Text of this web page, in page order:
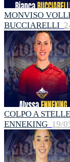
MONVISO
BUCCIARELLI
COLPO A
ENNEKING 19/